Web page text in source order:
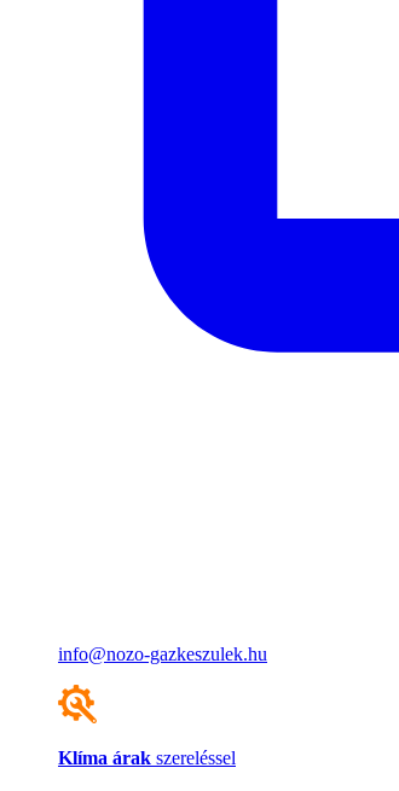
info@nozo-gazkeszulek.hu
Klíma árak szereléssel